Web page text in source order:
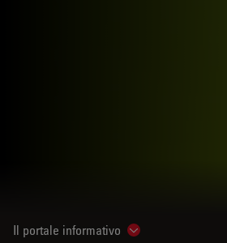
Il portale informativo Show subnavigation